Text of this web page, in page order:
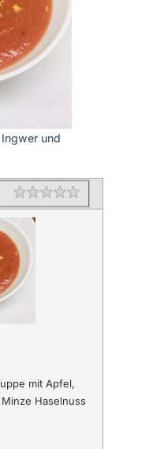
und
Rating 1 star
2 stars
3 stars
4 stars
5 stars
mit Apfel,
Haselnuss